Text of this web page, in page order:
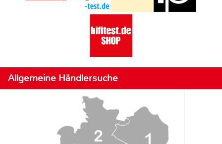
Allgemeine Händlersuche